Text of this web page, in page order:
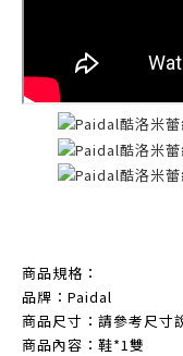
商品規格：
品牌：Paidal
商品尺寸：請參考尺寸
商品內容：鞋*1雙